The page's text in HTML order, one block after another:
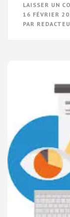
LAISSER UN
16 FÉVRIER
PAR